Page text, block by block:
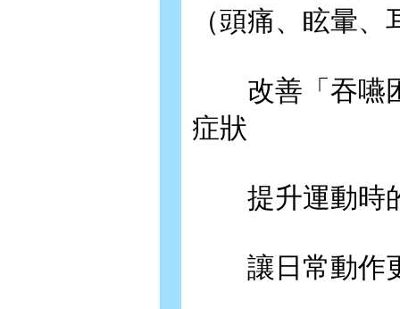
（頭痛、眩暈
改善「吞嚥困
症狀
提升運動時
讓日常動作更